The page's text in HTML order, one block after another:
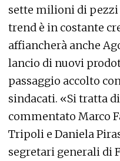
sette milioni di
trend è in costante
affiancherà anche
lancio di nuovi
passaggio accolto
sindacati. «Si tratta
commentato Marco
Tripoli e Daniela
segretari generali di